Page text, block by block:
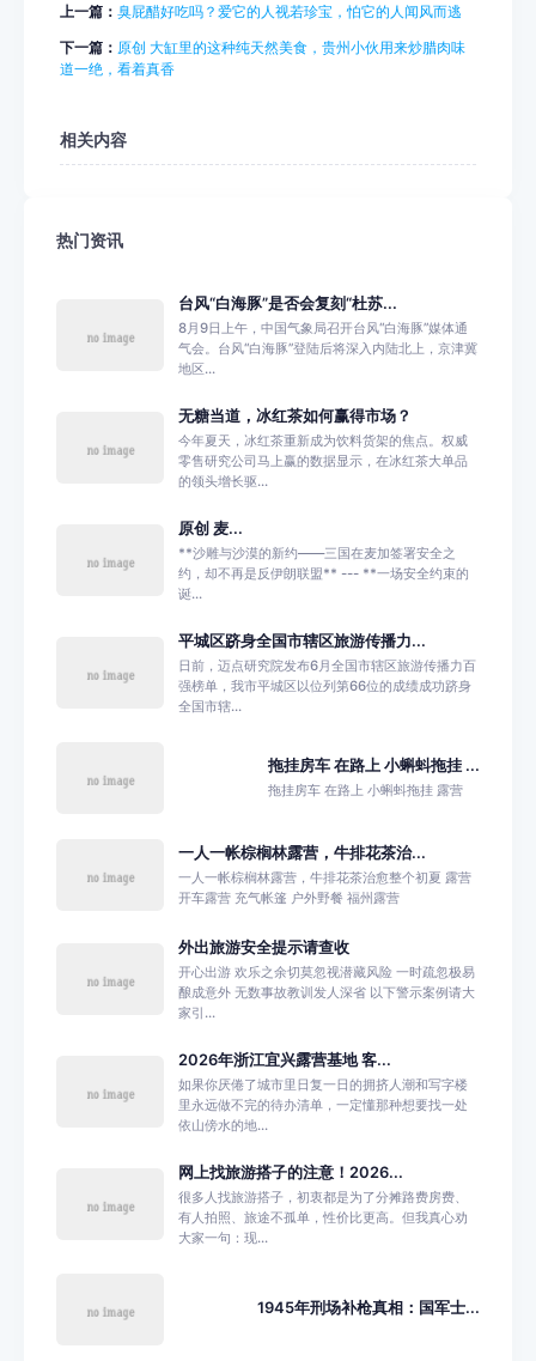
上一篇： 臭屁醋好吃吗？爱它的人视若珍宝，怕它的人闻风而逃
下一篇： 原创 大缸里的这种纯天然美食，贵州小伙用来炒腊肉味
道一绝，看着真香
相关内容
热门资讯
台风“白海豚”是否会复刻“杜苏...
8月9日上午，中国气象局召开台风“白海豚”媒体通
气会。台风“白海豚”登陆后将深入内陆北上，京津冀
地区...
无糖当道，冰红茶如何赢得市场？
今年夏天，冰红茶重新成为饮料货架的焦点。权威
零售研究公司马上赢的数据显示，在冰红茶大单品
的领头增长驱...
原创 麦...
**沙雕与沙漠的新约——三国在麦加签署安全之
约，却不再是反伊朗联盟** --- **一场安全约束的
诞...
平城区跻身全国市辖区旅游传播力...
日前，迈点研究院发布6月全国市辖区旅游传播力百
强榜单，我市平城区以位列第66位的成绩成功跻身
全国市辖...
拖挂房车 在路上 小蝌蚪拖挂 ...
拖挂房车 在路上 小蝌蚪拖挂 露营
一人一帐棕榈林露营，牛排花茶治...
一人一帐棕榈林露营，牛排花茶治愈整个初夏 露营
开车露营 充气帐篷 户外野餐 福州露营
外出旅游安全提示请查收
开心出游 欢乐之余切莫忽视潜藏风险 一时疏忽极易
酿成意外 无数事故教训发人深省 以下警示案例请大
家引...
2026年浙江宜兴露营基地 客...
如果你厌倦了城市里日复一日的拥挤人潮和写字楼
里永远做不完的待办清单，一定懂那种想要找一处
依山傍水的地...
网上找旅游搭子的注意！2026...
很多人找旅游搭子，初衷都是为了分摊路费房费、
有人拍照、旅途不孤单，性价比更高。但我真心劝
大家一句：现...
1945年刑场补枪真相：国军士...